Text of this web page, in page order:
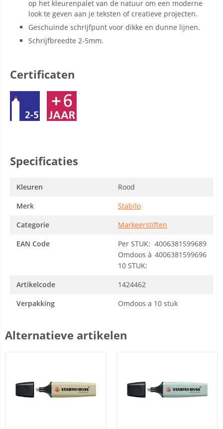
op het kleurenpalet van de natuur om een moderne
look te geven aan je teksten of creatieve projecten.
Geschuinde schrijfpunt voor dikke en dunne lijnen.
Schrijfbreedte 2-5mm.
Certificaten
Specificaties
Kleuren
Rood
Merk
Stabilo
Categorie
Markeerstiften
EAN Code
Per STUK: 4006381599689
Omdoos à
10 STUK:
4006381599696
Artikelcode
1424462
Verpakking
Omdoos a 10 stuk
Alternatieve artikelen